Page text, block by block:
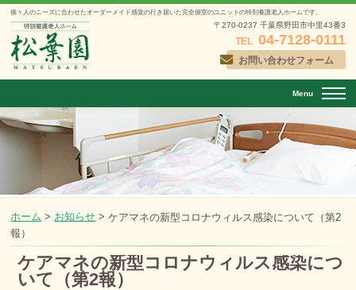
個々人のニーズに合わせたオーダーメイド感覚の行き届いた完全個室のユニットの特別養護老人ホームです。
〒270-0237 千葉県野田市中里43番3
TEL 04-7128-0111
お問い合わせフォーム
Menu
ホーム > お知らせ >ケアマネの新型コロナウィルス感染について（第2
報）
ケアマネの新型コロナウィルス感染につ
いて（第2報）